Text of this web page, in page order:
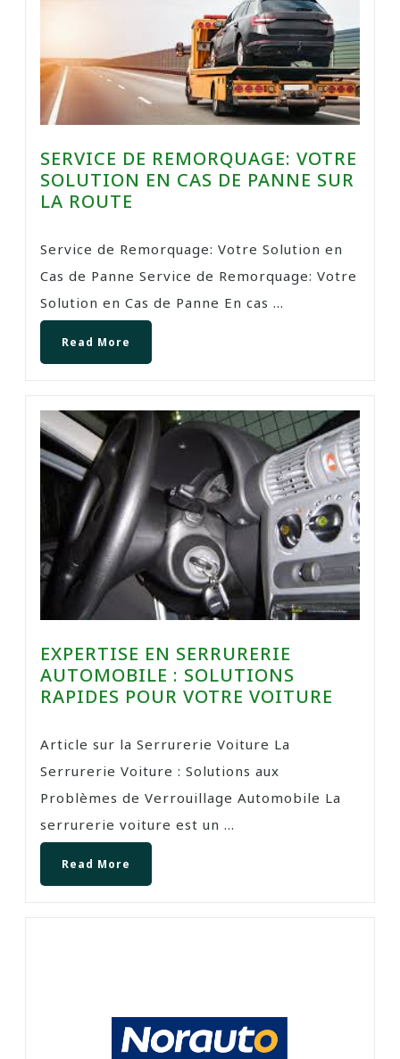
SERVICE DE REMORQUAGE: VOTRE
SOLUTION EN CAS DE PANNE SUR
LA ROUTE
Service de Remorquage: Votre Solution en
Cas de Panne Service de Remorquage: Votre
Solution en Cas de Panne En cas ...
Read More
EXPERTISE EN SERRURERIE
AUTOMOBILE : SOLUTIONS
RAPIDES POUR VOTRE VOITURE
Article sur la Serrurerie Voiture La
Serrurerie Voiture : Solutions aux
Problèmes de Verrouillage Automobile La
serrurerie voiture est un ...
Read More